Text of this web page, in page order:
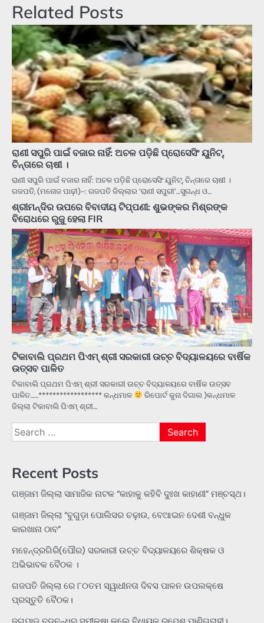
Related Posts
ରାଣୀ ସପୁରି ପାଇଁ ବଜାର ନାହିଁ: ଅଚଳ ପଡ଼ିଛି ପ୍ରୋସେସିଂ ୟୁନିଟ୍‌,
ଚିନ୍ତାରେ ଚାଷୀ ।
ରାଣୀ ସପୁରି ପାଇଁ ବଜାର ନାହିଁ: ଅଚଳ ପଡ଼ିଛି ପ୍ରୋସେସିଂ ୟୁନିଟ୍‌, ଚିନ୍ତାରେ ଚାଷୀ ।
ଗଜପତି, (ମନୋଜ ପାଢ଼ୀ)-: ଗଜପତି ଜିଲ୍ଲାର ‘ରାଣୀ ସପୁରୀ’…ସୁଗନ୍ଧ ଓ…
ଶ୍ରୀମନ୍ଦିର ଉପରେ ବିବାଦୀୟ ଟିପ୍ପଣୀ: ଶୁଭଙ୍କର ମିଶ୍ରଙ୍କ
ବିରୋଧରେ ରୁଜୁ ହେଲା FIR
ଟିକାବାଲି ପ୍ରଥମ ପିଏମ୍ ଶ୍ରୀ ସରକାରୀ ଉଚ୍ଚ ବିଦ୍ୟାଳୟରେ ବାର୍ଷିକ
ଉତ୍ସବ ପାଳିତ
ଟିକାବାଲି ପ୍ରଥମ ପିଏମ୍ ଶ୍ରୀ ସରକାରୀ ଉଚ୍ଚ ବିଦ୍ୟାଳୟରେ ବାର୍ଷିକ ଉତ୍ସବ
ପାଳିତ……****************** କନ୍ଧମାଳ
ରିପୋର୍ଟ କୁନା ଦିଗାଲ )କନ୍ଧମାଳ
ଜିଲ୍ଲା ଟିକାବାଲି ପିଏମ୍ ଶ୍ରୀ…
Search
for:
Recent Posts
ଗଞ୍ଜାମ ଜିଲ୍ଲା ସାମାଜିକ ନାଟକ “କାହାକୁ କହିବି ଦୁଃଖ କାହାଣୀ” ମଞ୍ଚସ୍ଥ।
ଗଞ୍ଜାମ ଜିଲ୍ଲା “ବୁଗୁଡ଼ା ପୋଲିସର ଚଢ଼ାଉ, ବେଆଇନ ଦେଶୀ ବନ୍ଧୁକ
କାରଖାନା ଠାବ”
ମହେନ୍ଦ୍ରଗିରି(ପୌର) ସରକାରୀ ଉଚ୍ଚ ବିଦ୍ୟାଳୟରେ ଶିକ୍ଷକ ଓ
ଅଭିଭାବକ ବୈଠକ ।
ଗଜପତି ଜିଲ୍ଲା ରେ ୮୦ତମ ସ୍ୱାଧୀନତା ଦିବସ ପାଳନ ଉପଲକ୍ଷେ
ପ୍ରସ୍ତୁତି ବୈଠକ।